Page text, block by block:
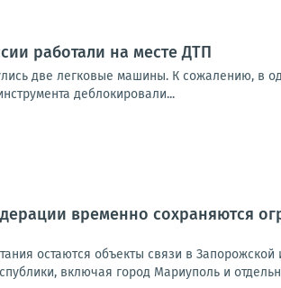
работали на месте ДТП
две легковые машины. К сожалению, в
деблокировали...
временно сохраняются
остаются объекты связи в
включая город Мариуполь и